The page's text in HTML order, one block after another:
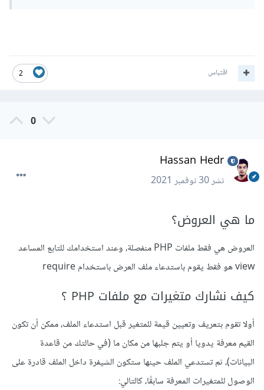
2 اقتباس
0
Hassan Hedr
نشر30 نوفمبر 2021
ما هي العروض؟
العروض هي فقط ملفات PHP منفصلة، وعند استخدامك للتابع المساعد
view هو فقط يقوم باستدعاء ملف العرض باستخدام require
كيف نشارك متغيرات مع ملفات PHP ؟
أولا تقوم بتعريف وتعيين قيمة للمتغير قبل استدعاء الملف، ممكن أن تكون
القيم معرفة يدويا أو يتم جلبها من مكان ما (في حالتك من قاعدة
البيانات)، ثم تستدعي الملف حينها ستكون الشيفرة داخل الملف قادرة على
الوصول للمتغيرات المعرفة سابقًا، كالتالي: